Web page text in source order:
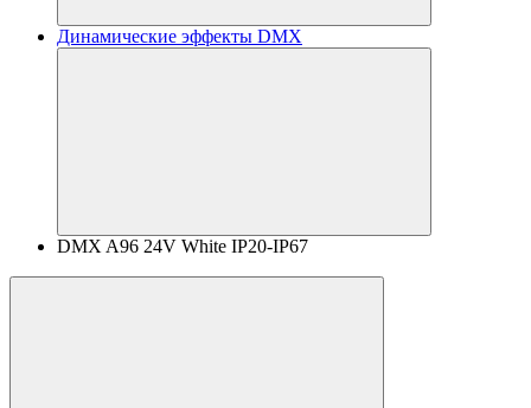
Динамические эффекты DMX
DMX A96 24V White IP20-IP67